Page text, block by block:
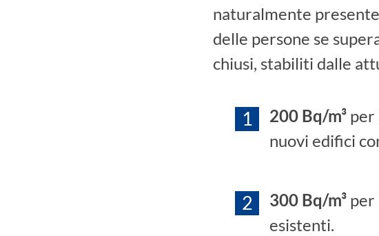
naturalmente
delle persone se
chiusi, stabiliti dalle
200 Bq/m³ per
nuovi edifici
300 Bq/m³ per
esistenti.